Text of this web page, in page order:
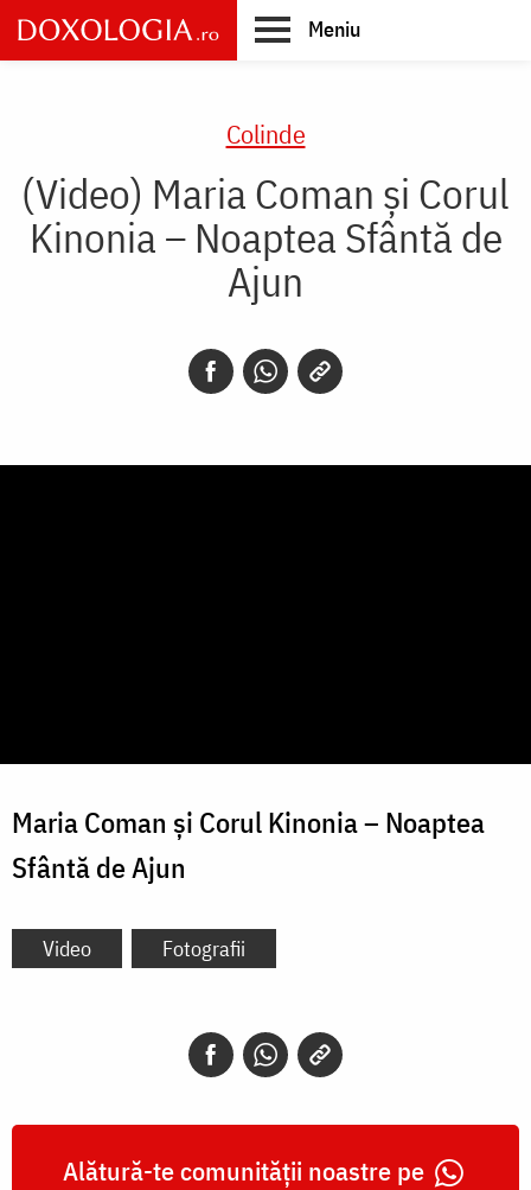
Skip
to
main
Meniu
Colinde
(Video) Maria Coman și Corul
Kinonia – Noaptea Sfântă de
Ajun
Maria Coman și Corul Kinonia – Noaptea
Sfântă de Ajun
Video Fotografii
Alătură-te comunității noastre pe